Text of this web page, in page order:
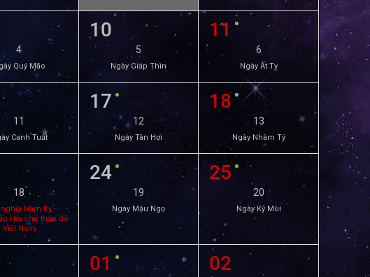
4
Quý Mão
10
5
Ngày Giáp Thìn
11
6
Ngày Ất Tỵ
11
Canh Tuất
17
12
Ngày Tân Hợi
18
13
Ngày Nhâm Tý
18
Nam Kỳ -
Hội chữ thập đỏ
Việt Nam
24
19
Ngày Mậu Ngọ
25
20
Ngày Kỷ Mùi
01 02